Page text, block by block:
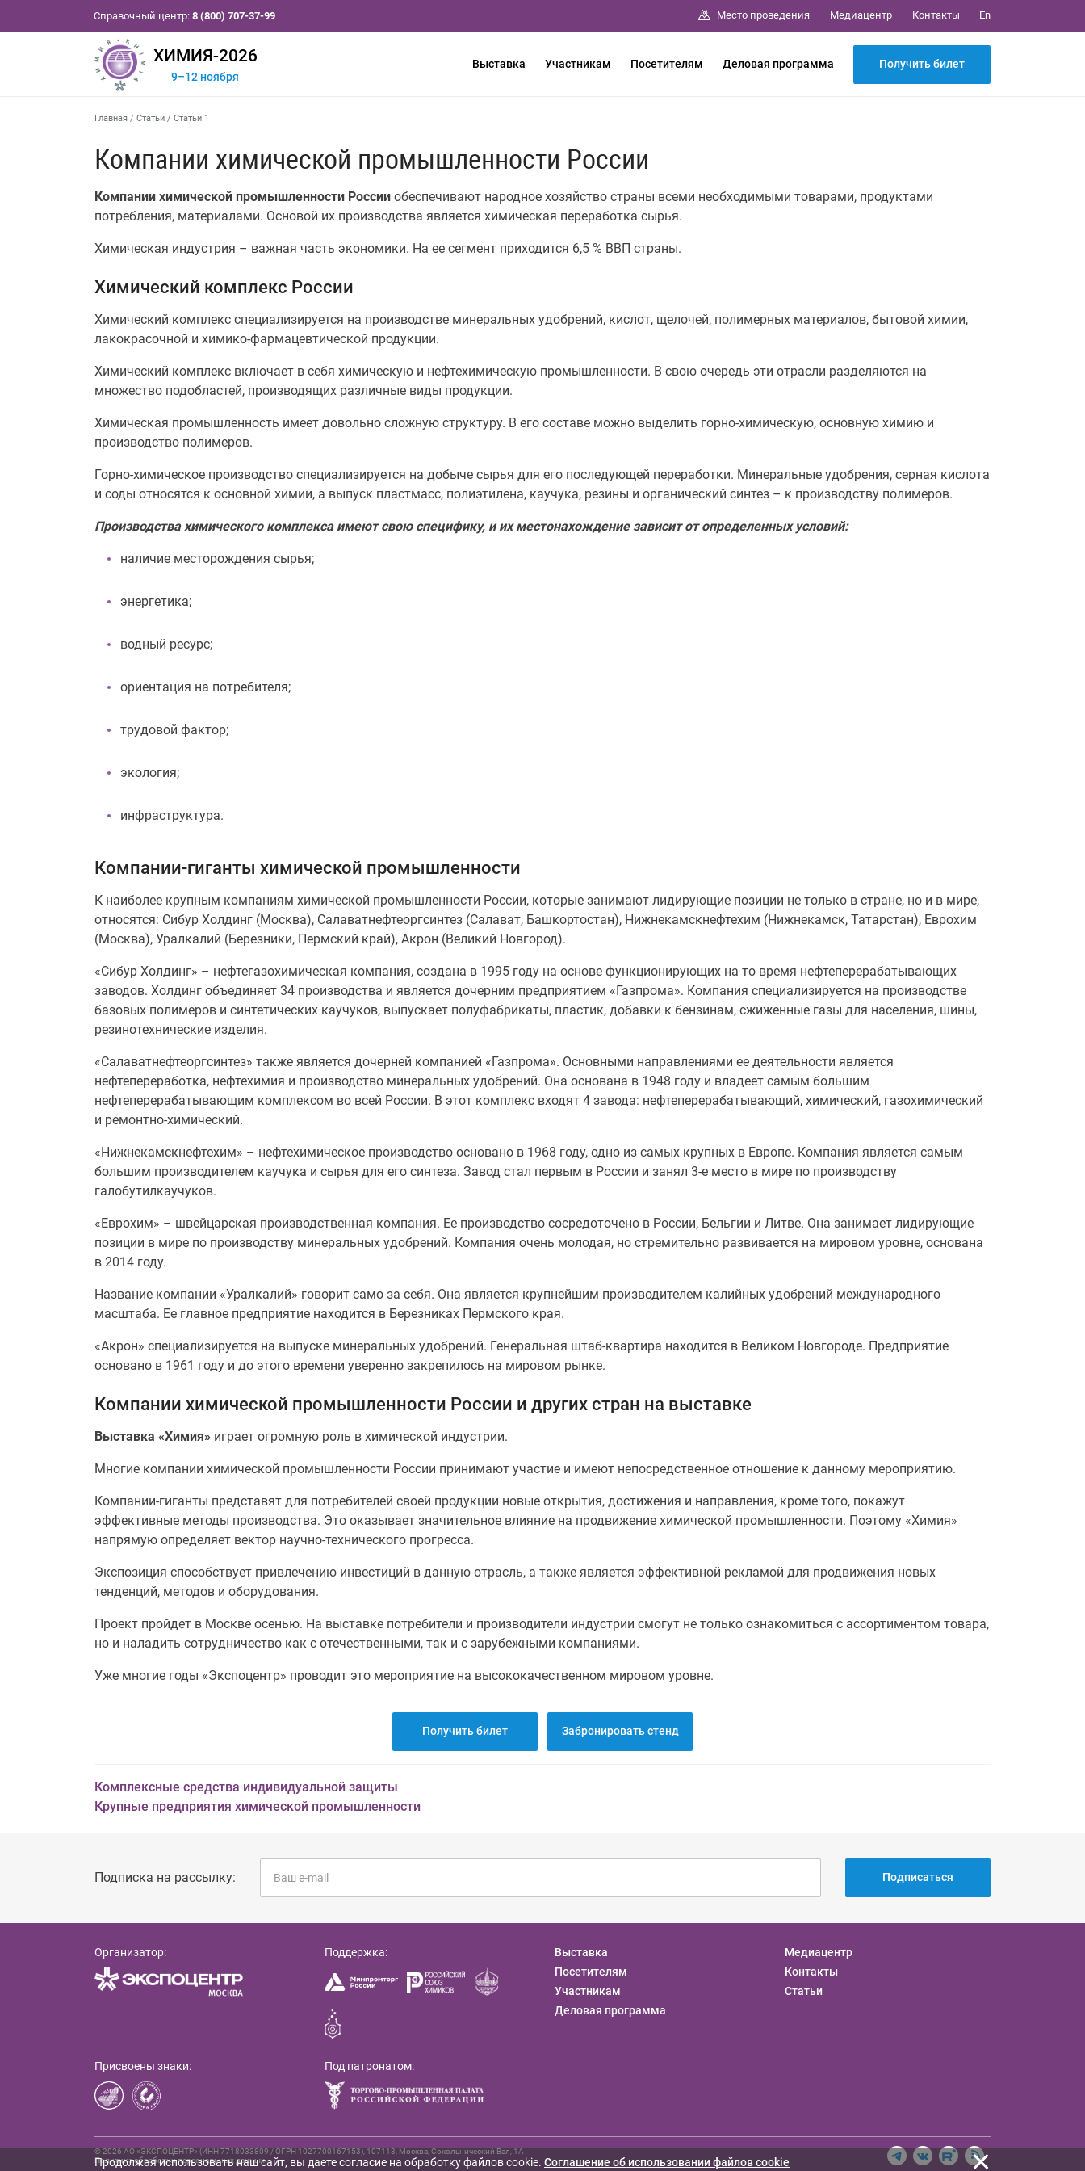
Справочный центр: 8 (800) 707-37-99 Место проведения Медиацентр Контакты En
ХИМИЯ-2026
9–12 ноября
Выставка Участникам Посетителям Деловая программа Получить билет
Главная / Статьи / Статьи 1
Компании химической промышленности России
Компании химической промышленности России обеспечивают народное хозяйство страны всеми необходимыми товарами, продуктами
потребления, материалами. Основой их производства является химическая переработка сырья.
Химическая индустрия – важная часть экономики. На ее сегмент приходится 6,5 % ВВП страны.
Химический комплекс России
Химический комплекс специализируется на производстве минеральных удобрений, кислот, щелочей, полимерных материалов, бытовой химии,
лакокрасочной и химико-фармацевтической продукции.
Химический комплекс включает в себя химическую и нефтехимическую промышленности. В свою очередь эти отрасли разделяются на
множество подобластей, производящих различные виды продукции.
Химическая промышленность имеет довольно сложную структуру. В его составе можно выделить горно-химическую, основную химию и
производство полимеров.
Горно-химическое производство специализируется на добыче сырья для его последующей переработки. Минеральные удобрения, серная кислота
и соды относятся к основной химии, а выпуск пластмасс, полиэтилена, каучука, резины и органический синтез – к производству полимеров.
Производства химического комплекса имеют свою специфику, и их местонахождение зависит от определенных условий:
наличие месторождения сырья;
энергетика;
водный ресурс;
ориентация на потребителя;
трудовой фактор;
экология;
инфраструктура.
Компании-гиганты химической промышленности
К наиболее крупным компаниям химической промышленности России, которые занимают лидирующие позиции не только в стране, но и в мире,
относятся: Сибур Холдинг (Москва), Салаватнефтеоргсинтез (Салават, Башкортостан), Нижнекамскнефтехим (Нижнекамск, Татарстан), Еврохим
(Москва), Уралкалий (Березники, Пермский край), Акрон (Великий Новгород).
«Сибур Холдинг» – нефтегазохимическая компания, создана в 1995 году на основе функционирующих на то время нефтеперерабатывающих
заводов. Холдинг объединяет 34 производства и является дочерним предприятием «Газпрома». Компания специализируется на производстве
базовых полимеров и синтетических каучуков, выпускает полуфабрикаты, пластик, добавки к бензинам, сжиженные газы для населения, шины,
резинотехнические изделия.
«Салаватнефтеоргсинтез» также является дочерней компанией «Газпрома». Основными направлениями ее деятельности является
нефтепереработка, нефтехимия и производство минеральных удобрений. Она основана в 1948 году и владеет самым большим
нефтеперерабатывающим комплексом во всей России. В этот комплекс входят 4 завода: нефтеперерабатывающий, химический, газохимический
и ремонтно-химический.
«Нижнекамскнефтехим» – нефтехимическое производство основано в 1968 году, одно из самых крупных в Европе. Компания является самым
большим производителем каучука и сырья для его синтеза. Завод стал первым в России и занял 3-е место в мире по производству
галобутилкаучуков.
«Еврохим» – швейцарская производственная компания. Ее производство сосредоточено в России, Бельгии и Литве. Она занимает лидирующие
позиции в мире по производству минеральных удобрений. Компания очень молодая, но стремительно развивается на мировом уровне, основана
в 2014 году.
Название компании «Уралкалий» говорит само за себя. Она является крупнейшим производителем калийных удобрений международного
масштаба. Ее главное предприятие находится в Березниках Пермского края.
«Акрон» специализируется на выпуске минеральных удобрений. Генеральная штаб-квартира находится в Великом Новгороде. Предприятие
основано в 1961 году и до этого времени уверенно закрепилось на мировом рынке.
Компании химической промышленности России и других стран на выставке
Выставка «Химия» играет огромную роль в химической индустрии.
Многие компании химической промышленности России принимают участие и имеют непосредственное отношение к данному мероприятию.
Компании-гиганты представят для потребителей своей продукции новые открытия, достижения и направления, кроме того, покажут
эффективные методы производства. Это оказывает значительное влияние на продвижение химической промышленности. Поэтому «Химия»
напрямую определяет вектор научно-технического прогресса.
Экспозиция способствует привлечению инвестиций в данную отрасль, а также является эффективной рекламой для продвижения новых
тенденций, методов и оборудования.
Проект пройдет в Москве осенью. На выставке потребители и производители индустрии смогут не только ознакомиться с ассортиментом товара,
но и наладить сотрудничество как с отечественными, так и с зарубежными компаниями.
Уже многие годы «Экспоцентр» проводит это мероприятие на высококачественном мировом уровне.
Получить билет Забронировать стенд
Комплексные средства индивидуальной защиты
Крупные предприятия химической промышленности
Подписка на рассылку: Подписаться
Организатор:
Присвоены знаки:
Поддержка:
Под патронатом:
Выставка
Посетителям
Участникам
Деловая программа
Медиацентр
Контакты
Статьи
© 2026 АО «ЭКСПОЦЕНТР» (ИНН 7718033809 / ОГРН 1027700167153), 107113, Москва, Сокольнический Вал, 1А
Политика обработки персональных данных
Продолжая использовать наш сайт, вы даете согласие на обработку файлов cookie. Cоглашение об использовании файлов cookie